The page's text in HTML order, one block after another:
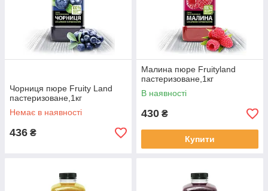
Чорниця пюре Fruity Land
пастеризоване,1кг
Немає в наявності
436 ₴
Малина пюре Fruityland
пастеризоване,1кг
В наявності
430 ₴
Купити